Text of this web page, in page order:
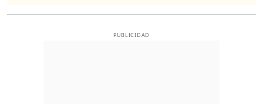
PUBLICIDAD